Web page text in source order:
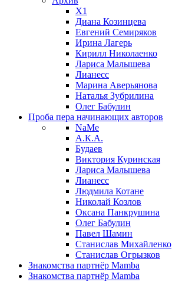
X1
Диана Козинцева
Евгений Семиряков
Ирина Лагерь
Кирилл Николаенко
Лариса Малышева
Лианесс
Марина Аверьянова
Наталья Зубрилина
Олег Бабулин
Проба пера начинающих авторов
NaMe
А.К.А.
Будаев
Виктория Куринская
Лариса Малышева
Лианесс
Людмила Котане
Николай Козлов
Оксана Панкрушина
Олег Бабулин
Павел Шамин
Станислав Михайленко
Станислав Огрызков
Знакомства партнёр Mamba
Знакомства партнёр Mamba